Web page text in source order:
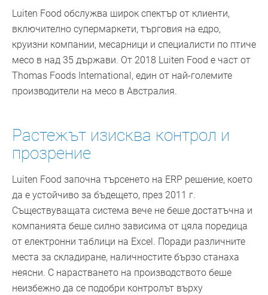
Luiten Food обслужва широк спектър от клиенти,
включително супермаркети, търговия на едро,
круизни компании, месарници и специалисти по птиче
месо в над 35 държави. От 2018 Luiten Food е част от
Thomas Foods International, един от най-големите
производители на месо в Австралия.
Растежът изисква контрол и
прозрение
Luiten Food започна търсенето на ERP решение, което
да е устойчиво за бъдещето, през 2011 г.
Съществуващата система вече не беше достатъчна и
компанията беше силно зависима от цяла поредица
от електронни таблици на Excel. Поради различните
места за складиране, наличностите бързо станаха
неясни. С нарастването на производството беше
неизбежно да се подобри контролът върху